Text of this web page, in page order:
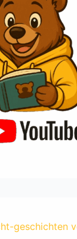
geschichten